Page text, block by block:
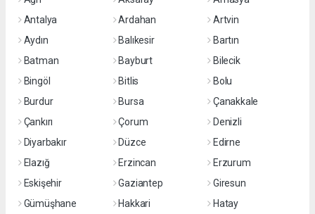
Antalya
Ardahan
Artvin
Aydın
Balıkesir
Bartın
Batman
Bayburt
Bilecik
Bingöl
Bitlis
Bolu
Burdur
Bursa
Çanakkale
Çankırı
Çorum
Denizli
Diyarbakır
Düzce
Edirne
Elazığ
Erzincan
Erzurum
Eskişehir
Gaziantep
Giresun
Gümüşhane
Hakkari
Hatay